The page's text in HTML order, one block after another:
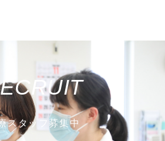
スタッフ募集中